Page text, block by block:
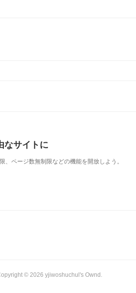
なサイトに
ページ数無制限などの機能を開放しよう。
© 2026 yjiwoshuchul's Ownd .